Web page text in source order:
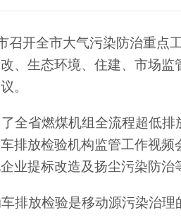
开全市大气污染防治重点
、生态环境、住建、市场
。
全省燃煤机组全流程超低排
排放检验机构监管工作视
业提标改造及扬尘污染防
排放检验是移动源污染治理